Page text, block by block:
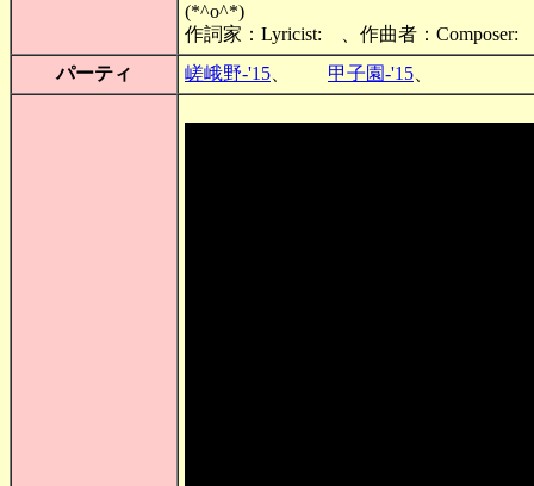
(*^o^*)
作詞家：Lyricist: 、作曲者：
パーティ
嵯峨野-'15 甲子園-'15